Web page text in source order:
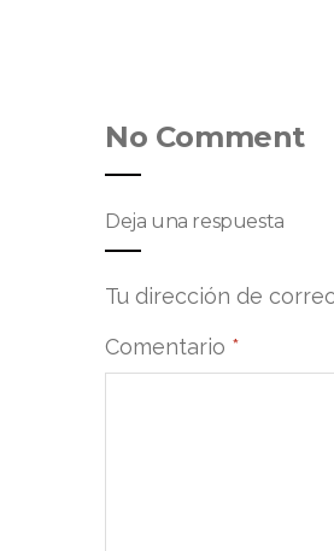
No Comment
Deja una respuesta
Tu dirección de
Comentario *